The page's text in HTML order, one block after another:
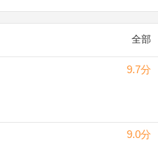
全部
9.7分
9.0分